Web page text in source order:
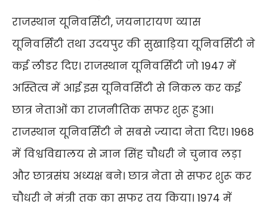
राजस्थान यूनिवर्सिटी, जयनारायण व्यास
यूनिवर्सिटी तथा उदयपुर की सुखाड़िया यूनिवर्सिटी ने
कई लीडर दिए। राजस्थान यूनिवर्सिटी जो 1947 में
अस्तित्व में आई इस यूनिवर्सिटी से निकल कर कई
छात्र नेताओं का राजनीतिक सफर शुरू हुआ।
राजस्थान यूनिवर्सिटी ने सबसे ज्यादा नेता दिए। 1968
में विश्वविद्यालय से ज्ञान सिंह चौधरी ने चुनाव लड़ा
और छात्रसंघ अध्यक्ष बने। छात्र नेता से सफर शुरू कर
चौधरी ने मंत्री तक का सफर तय किया। 1974 में